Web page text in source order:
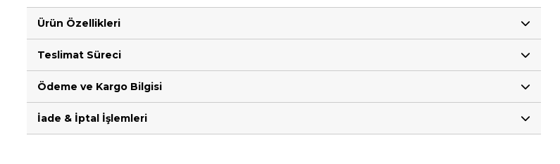
Ürün Özellikleri
Teslimat Süreci
Ödeme ve Kargo Bilgisi
İade & İptal İşlemleri